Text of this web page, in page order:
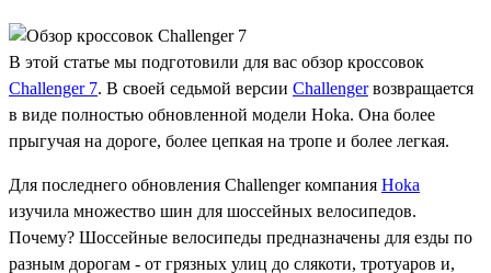
В этой статье мы подготовили для вас обзор кроссовок
Challenger 7. В своей седьмой версии Challengerвозвращается
в виде полностью обновленной модели Hoka. Она более
прыгучая на дороге, более цепкая на тропе и более легкая.
Для последнего обновления Challenger компания Hoka
изучила множество шин для шоссейных велосипедов.
Почему? Шоссейные велосипеды предназначены для езды по
разным дорогам - от грязных улиц до слякоти, тротуаров и,